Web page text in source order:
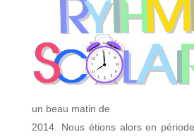
un beau matin de
2014. Nous étions alors en